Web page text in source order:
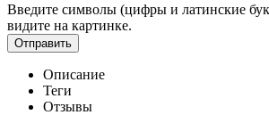
Введите символы (цифры и латинские
видите на картинке.
Отправить
Описание
Теги
Отзывы